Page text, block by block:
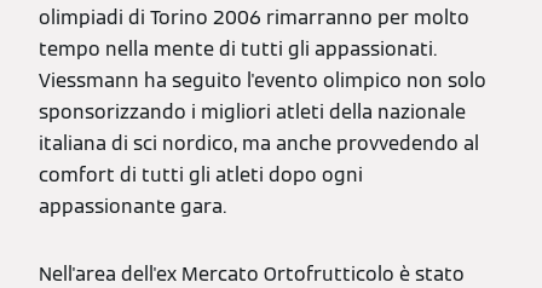
olimpiadi di Torino 2006 rimarranno per molto
tempo nella mente di tutti gli appassionati.
Viessmann ha seguito l'evento olimpico non solo
sponsorizzando i migliori atleti della nazionale
italiana di sci nordico, ma anche provvedendo al
comfort di tutti gli atleti dopo ogni
appassionante gara.
Nell'area dell'ex Mercato Ortofrutticolo è stato